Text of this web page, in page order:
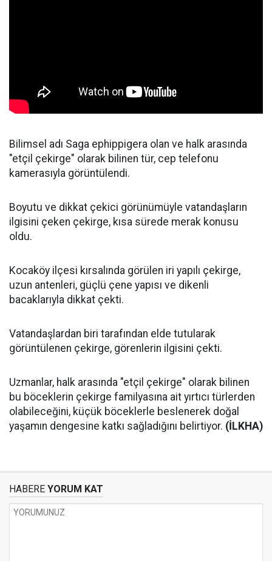
Bilimsel adı Saga ephippigera olan ve halk arasında
"etçil çekirge" olarak bilinen tür, cep telefonu
kamerasıyla görüntülendi.
Boyutu ve dikkat çekici görünümüyle vatandaşların
ilgisini çeken çekirge, kısa sürede merak konusu
oldu.
Kocaköy ilçesi kırsalında görülen iri yapılı çekirge,
uzun antenleri, güçlü çene yapısı ve dikenli
bacaklarıyla dikkat çekti.
Vatandaşlardan biri tarafından elde tutularak
görüntülenen çekirge, görenlerin ilgisini çekti.
Uzmanlar, halk arasında "etçil çekirge" olarak bilinen
bu böceklerin çekirge familyasına ait yırtıcı türlerden
olabileceğini, küçük böceklerle beslenerek doğal
yaşamın dengesine katkı sağladığını belirtiyor. (İLKHA)
HABERE YORUM KAT